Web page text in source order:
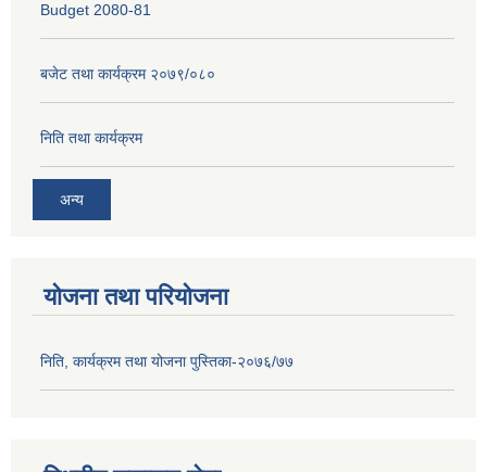
Budget 2080-81
बजेट तथा कार्यक्रम २०७९/०८०
निति तथा कार्यक्रम
अन्य
योजना तथा परियोजना
निति, कार्यक्रम तथा योजना पुस्तिका-२०७६/७७